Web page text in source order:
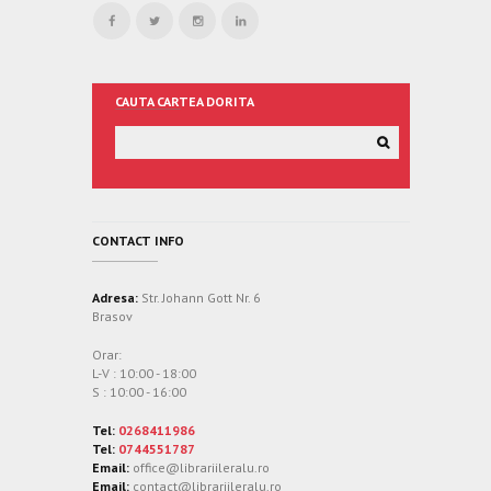
CAUTA CARTEA DORITA
CONTACT INFO
Adresa: Str. Johann Gott Nr. 6
Brasov
Orar:
L-V : 10:00 - 18:00
S : 10:00 - 16:00
Tel: 0268411986
Tel: 0744551787
Email: office@librariileralu.ro
Email: contact@librariileralu.ro